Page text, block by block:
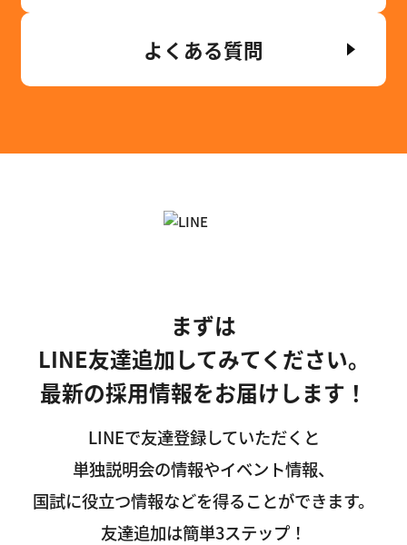
よくある質問
まずは
LINE友達追加してみてください。
最新の採用情報をお届けします！
LINEで友達登録していただくと
単独説明会の情報やイベント情報、
国試に役立つ情報などを得ることができます。
友達追加は簡単3ステップ！